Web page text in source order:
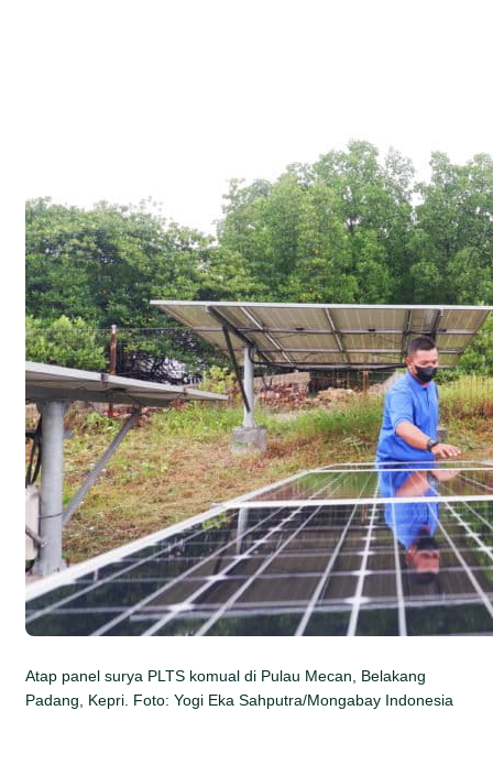
Atap panel surya PLTS komual di Pulau Mecan, Belakang
Padang, Kepri. Foto: Yogi Eka Sahputra/Mongabay Indonesia